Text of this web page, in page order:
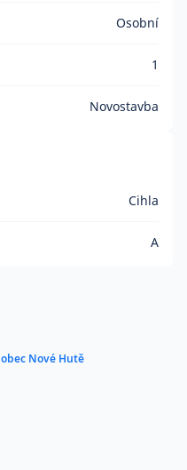
Osobní
1
Novostavba
Cihla
A
obec Nové Hutě